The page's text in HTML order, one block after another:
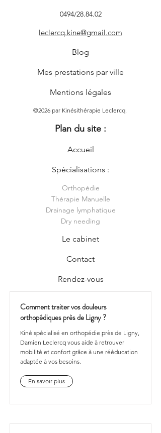
0494/28.84.02
leclercq.kine@gmail.com
Blog
Mes prestations par ville
Mentions légales
©2026 par Kinésithérapie Leclercq.
Plan du site :
Accueil
Spécialisations :
Orthopédie
Thérapie Manuelle
Drainage lymphatique
Dry needing
Le cabinet
Contact
Rendez-vous
Comment traiter vos douleurs
orthopédiques près de Ligny ?
Kiné spécialisé en orthopédie près de Ligny,
Damien Leclercq vous aide à retrouver
mobilité et confort grâce à une rééducation
adaptée à vos besoins.
En savoir plus